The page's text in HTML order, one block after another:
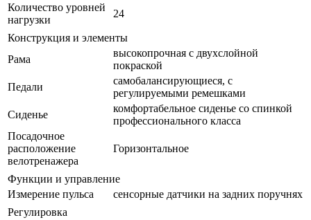
Количество уровней
нагрузки
24
Конструкция и элементы
Рама
высокопрочная с двухслойной
покраской
Педали
самобалансирующиеся, с
регулируемыми ремешками
Сиденье
комфортабельное сиденье со спинкой
профессионального класса
Посадочное
расположение
велотренажера
Горизонтальное
Функции и управление
Измерение пульса
сенсорные датчики на задних поручнях
Регулировка